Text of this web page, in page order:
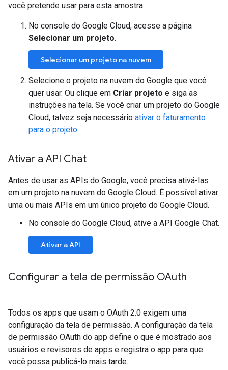
você pretende usar para esta amostra:
No console do Google Cloud, acesse a página
Selecionar um projeto.
Selecionar um projeto na nuvem
Selecione o projeto na nuvem do Google que você
quer usar. Ou clique em Criar projeto e siga as
instruções na tela. Se você criar um projeto do Google
Cloud, talvez seja necessário ativar o faturamento
para o projeto.
Ativar a API Chat
Antes de usar as APIs do Google, você precisa ativá-las
em um projeto na nuvem do Google Cloud. É possível ativar
uma ou mais APIs em um único projeto do Google Cloud.
No console do Google Cloud, ative a API Google Chat.
Ativar a API
Configurar a tela de permissão OAuth
Todos os apps que usam o OAuth 2.0 exigem uma
configuração da tela de permissão. A configuração da tela
de permissão OAuth do app define o que é mostrado aos
usuários e revisores de apps e registra o app para que
você possa publicá-lo mais tarde.